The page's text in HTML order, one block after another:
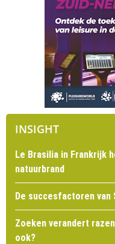
INSIGHT
Le Brasilia in Frankrijk
natuurbrand
De succesfactoren van
Zoeken verandert
ook?